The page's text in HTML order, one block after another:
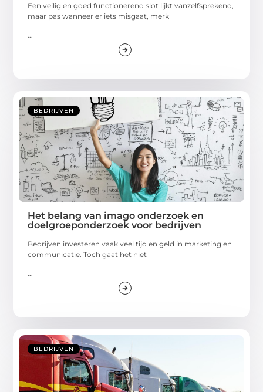
Een veilig en goed functionerend slot lijkt vanzelfsprekend,
maar pas wanneer er iets misgaat, merk
...
BEDRIJVEN
Het belang van imago onderzoek en
doelgroeponderzoek voor bedrijven
Bedrijven investeren vaak veel tijd en geld in marketing en
communicatie. Toch gaat het niet
...
BEDRIJVEN